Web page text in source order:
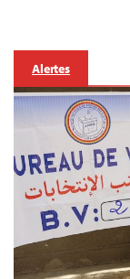
Alertes